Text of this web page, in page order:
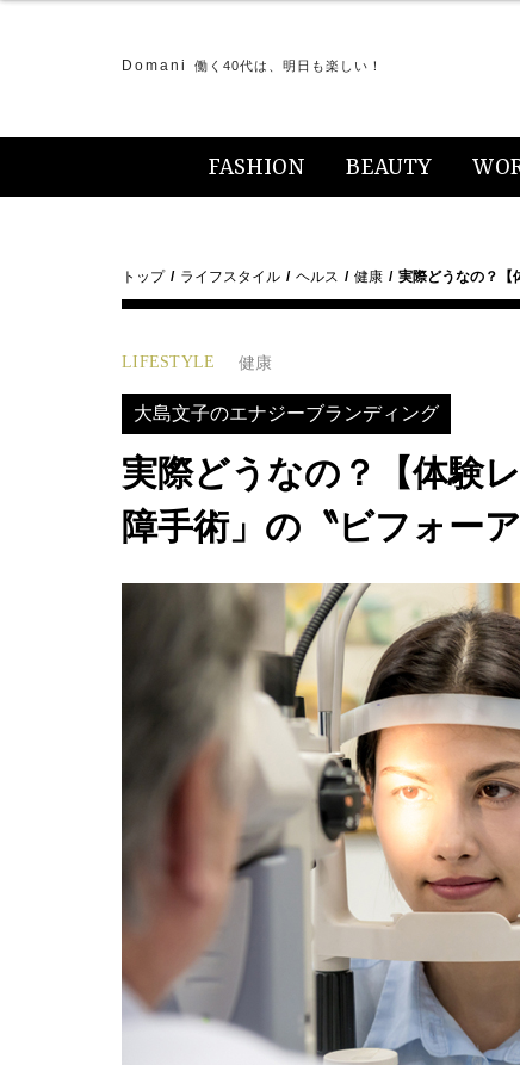
Domani 働く40代は、明日も楽しい！
FASHION BEAUTY
トップ ライフスタイル ヘルス 健康 実際どうなの？【
LIFESTYLE 健康
大島文子のエナジーブランディング
実際どうなの？【体験
障手術」の〝ビフォーア